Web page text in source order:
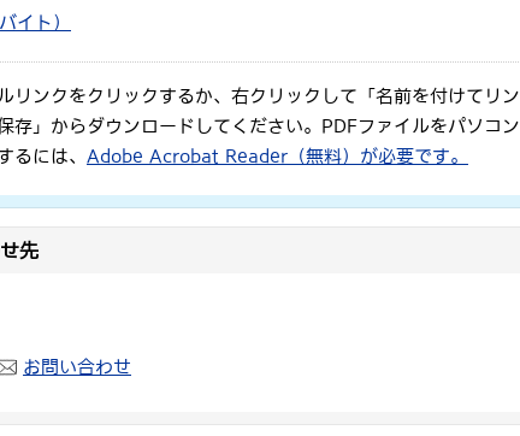
イト）
リンクをクリックするか、右クリックして「名前を付けてリン
存」からダウンロードしてください。PDFファイルをパソコン
るには、 Adobe Acrobat Reader（無料）が必要です。
先
お問い合わせ